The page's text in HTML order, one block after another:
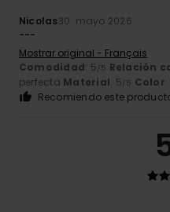
Nicolas30. mayo 2026
---
Mostrar original - Français
Comodidad: 5/5 Relación
perfecta Material: 5/5 Color
Recomiendo este